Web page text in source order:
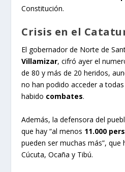
Constitución.
Crisis en el
El gobernador de Norte de
Villamizar, cifró ayer el
de 80 y más de 20 heridos,
no han podido acceder a
habido combates.
Además, la defensora del
que hay “al menos 11.000
pueden ser muchas más”,
Cúcuta, Ocaña y Tibú.